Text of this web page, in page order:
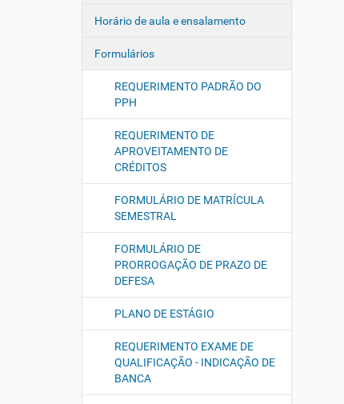
Horário de aula e ensalamento
Formulários
REQUERIMENTO PADRÃO DO
PPH
REQUERIMENTO DE
APROVEITAMENTO DE
CRÉDITOS
FORMULÁRIO DE MATRÍCULA
SEMESTRAL
FORMULÁRIO DE
PRORROGAÇÃO DE PRAZO DE
DEFESA
PLANO DE ESTÁGIO
REQUERIMENTO EXAME DE
QUALIFICAÇÃO - INDICAÇÃO DE
BANCA